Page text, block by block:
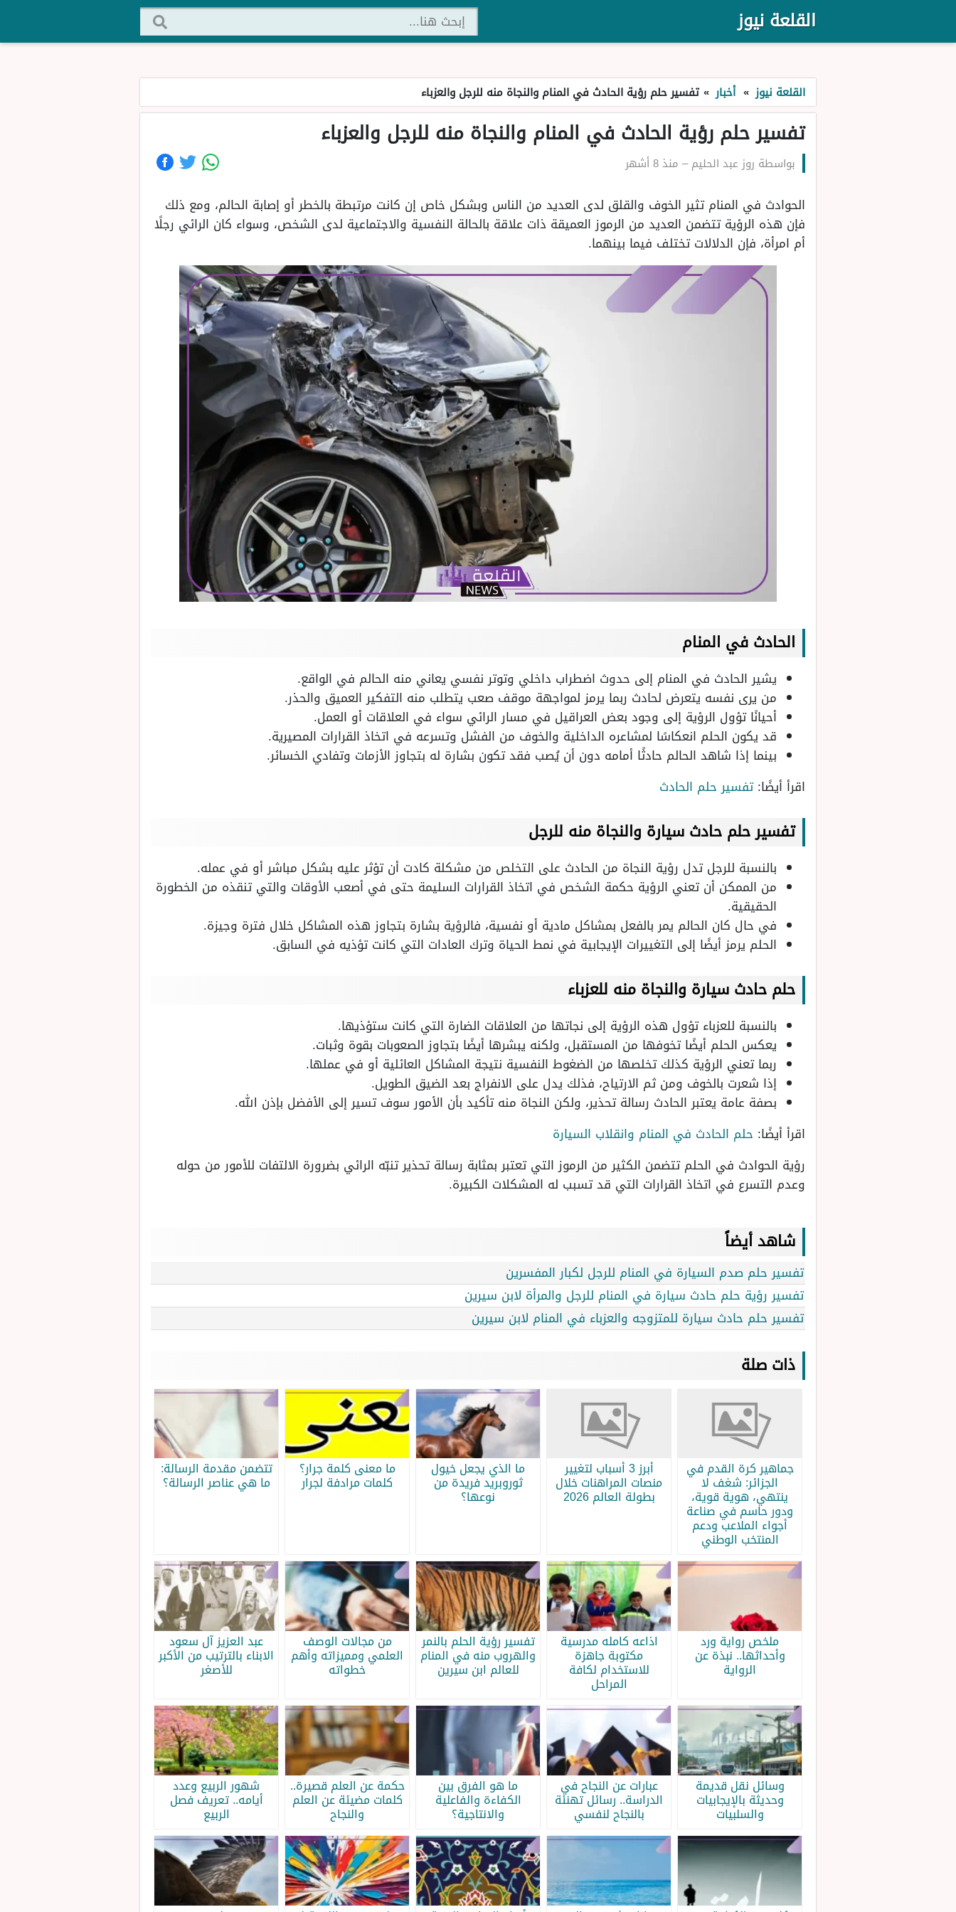
القلعة نيوز
القلعة نيوز » أخبار » تفسير حلم رؤية الحادث في المنام والنجاة منه للرجل والعزباء
تفسير حلم رؤية الحادث في المنام والنجاة منه للرجل والعزباء
بواسطة روز عبد الحليم– منذ 8 أشهر
الحوادث في المنام تثير الخوف والقلق لدى العديد من الناس وبشكل خاص إن كانت مرتبطة بالخطر أو إصابة الحالم، ومع ذلك
فإن هذه الرؤية تتضمن العديد من الرموز العميقة ذات علاقة بالحالة النفسية والاجتماعية لدى الشخص، وسواء كان الرائي رجلًا
أم امرأة، فإن الدلالات تختلف فيما بينهما.
الحادث في المنام
يشير الحادث في المنام إلى حدوث اضطراب داخلي وتوتر نفسي يعاني منه الحالم في الواقع.
من يرى نفسه يتعرض لحادث ربما يرمز لمواجهة موقف صعب يتطلب منه التفكير العميق والحذر.
أحيانًا تؤول الرؤية إلى وجود بعض العراقيل في مسار الرائي سواء في العلاقات أو العمل.
قد يكون الحلم انعكاسًا لمشاعره الداخلية والخوف من الفشل وتسرعه في اتخاذ القرارات المصيرية.
بينما إذا شاهد الحالم حادثًا أمامه دون أن يُصب فقد تكون بشارة له بتجاوز الأزمات وتفادي الخسائر.
اقرأ أيضًا:تفسير حلم الحادث
تفسير حلم حادث سيارة والنجاة منه للرجل
بالنسبة للرجل تدل رؤية النجاة من الحادث على التخلص من مشكلة كادت أن تؤثر عليه بشكل مباشر أو في عمله.
من الممكن أن تعني الرؤية حكمة الشخص في اتخاذ القرارات السليمة حتى في أصعب الأوقات والتي تنقذه من الخطورة
الحقيقية.
في حال كان الحالم يمر بالفعل بمشاكل مادية أو نفسية، فالرؤية بشارة بتجاوز هذه المشاكل خلال فترة وجيزة.
الحلم يرمز أيضًا إلى التغييرات الإيجابية في نمط الحياة وترك العادات التي كانت تؤذيه في السابق.
حلم حادث سيارة والنجاة منه للعزباء
بالنسبة للعزباء تؤول هذه الرؤية إلى نجاتها من العلاقات الضارة التي كانت ستؤذيها.
يعكس الحلم أيضًا تخوفها من المستقبل، ولكنه يبشرها أيضًا بتجاوز الصعوبات بقوة وثبات.
ربما تعني الرؤية كذلك تخلصها من الضغوط النفسية نتيجة المشاكل العائلية أو في عملها.
إذا شعرت بالخوف ومن ثم الارتياح، فذلك يدل على الانفراج بعد الضيق الطويل.
بصفة عامة يعتبر الحادث رسالة تحذير، ولكن النجاة منه تأكيد بأن الأمور سوف تسير إلى الأفضل بإذن الله.
اقرأ أيضًا: حلم الحادث في المنام وانقلاب السيارة
رؤية الحوادث في الحلم تتضمن الكثير من الرموز التي تعتبر بمثابة رسالة تحذير تنبّه الرائي بضرورة الالتفات للأمور من حوله
وعدم التسرع في اتخاذ القرارات التي قد تسبب له المشكلات الكبيرة.
شاهد أيضاً
تفسير حلم صدم السيارة في المنام للرجل لكبار المفسرين
تفسير رؤية حلم حادث سيارة في المنام للرجل والمرأة لابن سيرين
تفسير حلم حادث سيارة للمتزوجه والعزباء في المنام لابن سيرين
ذات صلة
جماهير كرة القدم في
الجزائر: شغف لا
ينتهي، هوية قوية،
ودور حاسم في صناعة
أجواء الملاعب ودعم
المنتخب الوطني
أبرز 3 أسباب لتغيير
منصات المراهنات خلال
بطولة العالم 2026
ما الذي يجعل خيول
ثوروبريد فريدة من
نوعها؟
ما معنى كلمة جرار؟
كلمات مرادفة لجرار
تتضمن مقدمة الرسالة:
ما هي عناصر الرسالة؟
ملخص رواية ورد
وأحداثها.. نبذة عن
الرواية
اذاعه كامله مدرسية
مكتوبة جاهزة
للاستخدام لكافة
المراحل
تفسير رؤية الحلم بالنمر
والهروب منه في المنام
للعالم ابن سيرين
من مجالات الوصف
العلمي ومميزاته وأهم
خطواته
عبد العزيز آل سعود
الابناء بالترتيب من الأكبر
للأصغر
وسائل نقل قديمة
وحديثة بالإيجابيات
والسلبيات
عبارات عن النجاح في
الدراسة.. رسائل تهنئة
بالنجاح لنفسي
ما هو الفرق بين
الكفاءة والفاعلية
والانتاجية؟
حكمة عن العلم قصيرة..
كلمات مضيئة عن العلم
والنجاح
شهور الربيع وعدد
أيامه.. تعريف فصل
الربيع